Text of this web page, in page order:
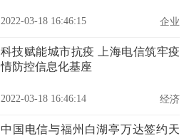
2022-03-18 16:46:15 企业
科技赋能城市抗疫 上海电信筑牢疫
情防控信息化基座
2022-03-18 16:46:14 经济
中国电信与福州白湖亭万达签约天